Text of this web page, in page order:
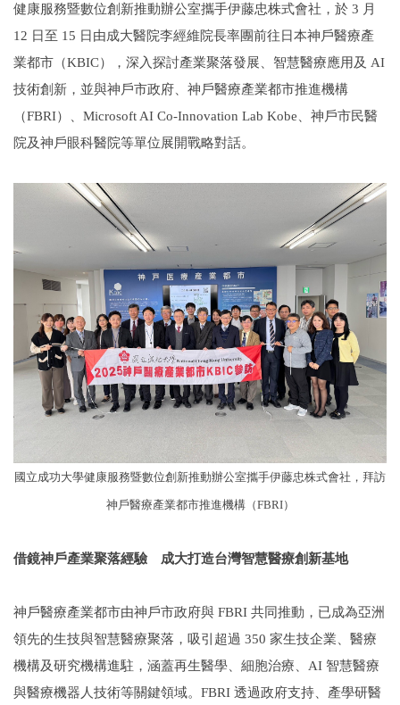
健康服務暨數位創新推動辦公室攜手伊藤忠株式會社，於 3 月
12 日至 15 日由成大醫院李經維院長率團前往日本神戶醫療產
業都市（KBIC），深入探討產業聚落發展、智慧醫療應用及 AI
技術創新，並與神戶市政府、神戶醫療產業都市推進機構
（FBRI）、Microsoft AI Co-Innovation Lab Kobe、神戶市民醫
院及神戶眼科醫院等單位展開戰略對話。
國立成功大學健康服務暨數位創新推動辦公室攜手伊藤忠株式會社，拜訪
神戶醫療產業都市推進機構（FBRI）
借鏡神戶產業聚落經驗 成大打造台灣智慧醫療創新基地
神戶醫療產業都市由神戶市政府與 FBRI 共同推動，已成為亞洲
領先的生技與智慧醫療聚落，吸引超過 350 家生技企業、醫療
機構及研究機構進駐，涵蓋再生醫學、細胞治療、AI 智慧醫療
與醫療機器人技術等關鍵領域。FBRI 透過政府支持、產學研醫